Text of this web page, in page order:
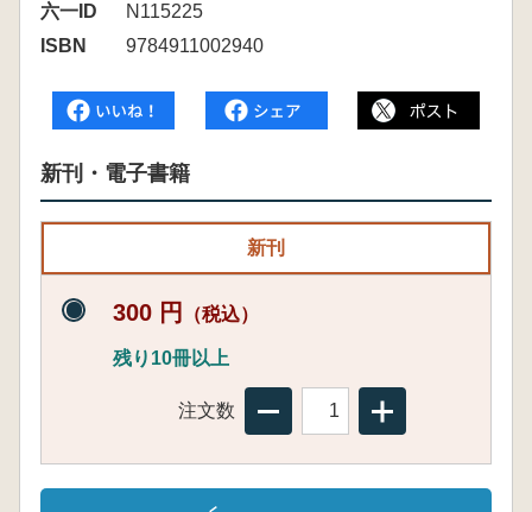
六一ID
N115225
ISBN
9784911002940
新刊・電子書籍
新刊
300 円 （税込）
残り10冊以上
注文数